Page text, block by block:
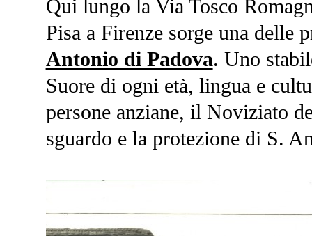
Qui lungo la Via Tosco
Pisa a Firenze sorge una delle
Antonio di Padova. Uno
Suore di ogni età, lingua e
persone anziane, il Noviziato
sguardo e la protezione di S.